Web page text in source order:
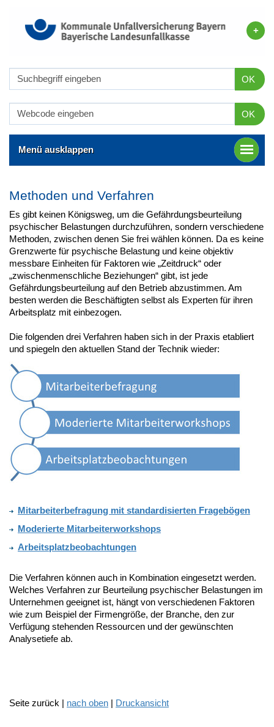
OK
OK
Menü ausklappen
Methoden und Verfahren
Es gibt keinen Königsweg, um die Gefährdungsbeurteilung
psychischer Belastungen durchzuführen, sondern verschiedene
Methoden, zwischen denen Sie frei wählen können. Da es keine
Grenzwerte für psychische Belastung und keine objektiv
messbare Einheiten für Faktoren wie „Zeitdruck“ oder
„zwischenmenschliche Beziehungen“ gibt, ist jede
Gefährdungsbeurteilung auf den Betrieb abzustimmen. Am
besten werden die Beschäftigten selbst als Experten für ihren
Arbeitsplatz mit einbezogen.
Die folgenden drei Verfahren haben sich in der Praxis etabliert
und spiegeln den aktuellen Stand der Technik wieder:
Mitarbeiterbefragung mit standardisierten Fragebögen
Moderierte Mitarbeiterworkshops
Arbeitsplatzbeobachtungen
Die Verfahren können auch in Kombination eingesetzt werden.
Welches Verfahren zur Beurteilung psychischer Belastungen im
Unternehmen geeignet ist, hängt von verschiedenen Faktoren
wie zum Beispiel der Firmengröße, der Branche, den zur
Verfügung stehenden Ressourcen und der gewünschten
Analysetiefe ab.
Seite zurück | nach oben | Druckansicht